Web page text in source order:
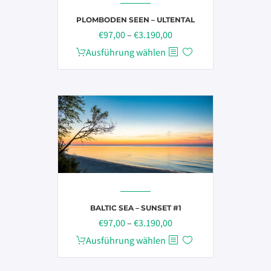
der
Produktseite
werden
PLOMBODEN SEEN – ULTENTAL
€97,00– €3.190,00Preisspanne:
€97,00
Ausführung wählen
Dieses
Produkt
mehrere
Varianten
auf.
Die
Optionen
können
der
Produktseite
werden
BALTIC SEA – SUNSET #1
€97,00– €3.190,00Preisspanne:
€97,00
Ausführung wählen
Dieses
Produkt